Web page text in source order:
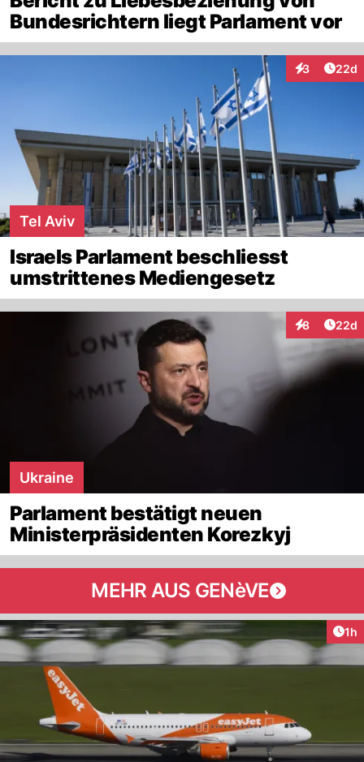
Bundesrichtern liegt Parlament vor
3
Interaktionen
22d
Tel Aviv
Israels Parlament beschliesst
umstrittenes Mediengesetz
8
Interaktionen
22d
Ukraine
Parlament bestätigt neuen
Ministerpräsidenten Korezkyj
MEHR AUS GENèVE
1h